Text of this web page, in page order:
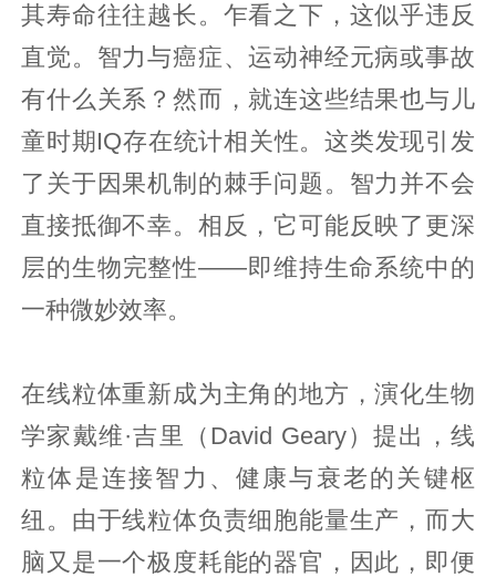
其寿命往往越长。乍看之下，这似乎违反
直觉。智力与癌症、运动神经元病或事故
有什么关系？然而，就连这些结果也与儿
童时期IQ存在统计相关性。这类发现引发
了关于因果机制的棘手问题。智力并不会
直接抵御不幸。相反，它可能反映了更深
层的生物完整性——即维持生命系统中的
一种微妙效率。
在线粒体重新成为主角的地方，演化生物
学家戴维·吉里（David Geary）提出，线
粒体是连接智力、健康与衰老的关键枢
纽。由于线粒体负责细胞能量生产，而大
脑又是一个极度耗能的器官，因此，即便